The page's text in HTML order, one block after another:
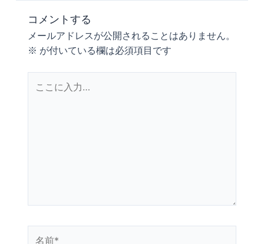
コメントする
メールアドレスが公開されることはありません。
※ が付いている欄は必須項目です